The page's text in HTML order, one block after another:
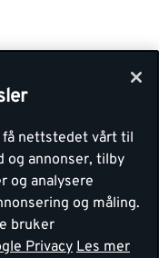
få nettstedet vårt til
og annonser, tilby
og analysere
og måling.
bruker
Privacy Les mer